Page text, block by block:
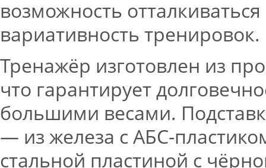
возможность
вариативность тренировок.
Тренажёр изготовлен из
что гарантирует
большими весами.
— из железа с АБС-
стальной пластиной с